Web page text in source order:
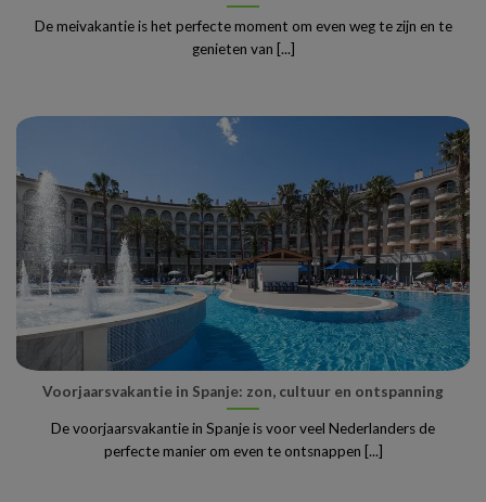
De meivakantie is het perfecte moment om even weg te zijn en te
genieten van [...]
Voorjaarsvakantie in Spanje: zon, cultuur en ontspanning
De voorjaarsvakantie in Spanje is voor veel Nederlanders de
perfecte manier om even te ontsnappen [...]